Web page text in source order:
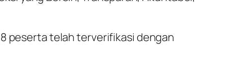
peserta telah terverifikasi dengan